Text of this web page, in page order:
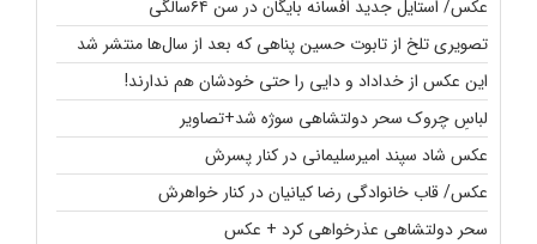
عکس/ استایل جدید افسانه بایگان در سن ۶۴سالگی
تصویری تلخ از تابوت حسین پناهی که بعد از سال‌ها منتشر شد
این عکس از خداداد و دایی را حتی خودشان هم ندارند!
لباسِ چروک سحر دولتشاهی سوژه شد+تصاویر
عکس شاد سپند امیرسلیمانی در کنار پسرش
عکس/ قاب خانوادگی رضا کیانیان در کنار خواهرش
سحر دولتشاهی عذرخواهی کرد + عکس